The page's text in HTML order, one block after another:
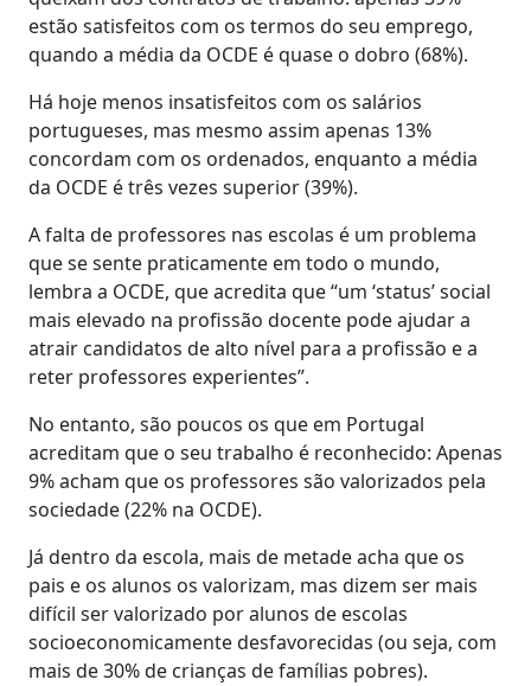
estão satisfeitos com os termos do seu emprego,
quando a média da OCDE é quase o dobro (68%).
Há hoje menos insatisfeitos com os salários
portugueses, mas mesmo assim apenas 13%
concordam com os ordenados, enquanto a média
da OCDE é três vezes superior (39%).
A falta de professores nas escolas é um problema
que se sente praticamente em todo o mundo,
lembra a OCDE, que acredita que “um ‘status’ social
mais elevado na profissão docente pode ajudar a
atrair candidatos de alto nível para a profissão e a
reter professores experientes”.
No entanto, são poucos os que em Portugal
acreditam que o seu trabalho é reconhecido: Apenas
9% acham que os professores são valorizados pela
sociedade (22% na OCDE).
Já dentro da escola, mais de metade acha que os
pais e os alunos os valorizam, mas dizem ser mais
difícil ser valorizado por alunos de escolas
socioeconomicamente desfavorecidas (ou seja, com
mais de 30% de crianças de famílias pobres).